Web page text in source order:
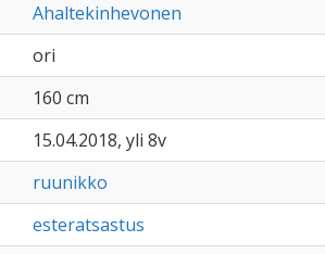
Ahaltekinhevonen
ori
160 cm
15.04.2018, yli 8v
ruunikko
esteratsastus